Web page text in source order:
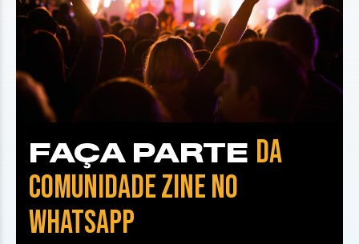
FAÇA PARTE DA
COMUNIDADE ZINE NO
WHATSAPP